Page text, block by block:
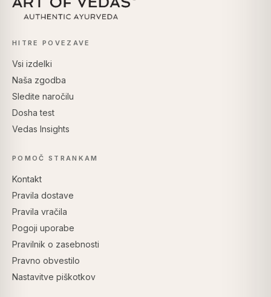
HITRE POVEZAVE
Vsi izdelki
Naša zgodba
Sledite naročilu
Dosha test
Vedas Insights
POMOČ STRANKAM
Kontakt
Pravila dostave
Pravila vračila
Pogoji uporabe
Pravilnik o zasebnosti
Pravno obvestilo
Nastavitve piškotkov